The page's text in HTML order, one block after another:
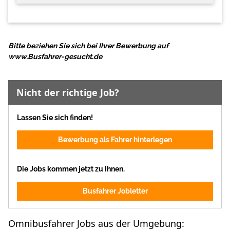
Bitte beziehen Sie sich bei Ihrer Bewerbung auf
www.Busfahrer-gesucht.de
Nicht der richtige Job?
Lassen Sie sich finden!
Bewerbung als Fahrer hinterlegen
Die Jobs kommen jetzt zu Ihnen.
Busfahrer Jobletter
Omnibusfahrer Jobs aus der Umgebung: